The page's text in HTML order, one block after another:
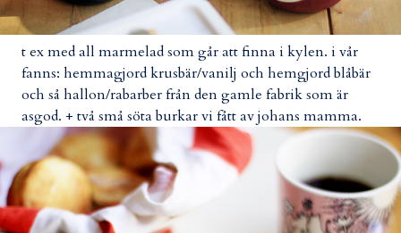
t ex med all marmelad som går att finna i kylen. i vår
fanns: hemmagjord krusbär/vanilj och hemgjord blåbär
och så hallon/rabarber från den gamle fabrik som är
asgod. + två små söta burkar vi fått av johans mamma.